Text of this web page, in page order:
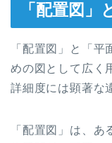
「配置図
「配置図」と「
めの図として広く
詳細度には顕著な
「配置図」は、